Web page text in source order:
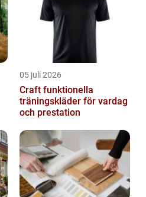
05 juli 2026
Craft funktionella
träningskläder för vardag
och prestation